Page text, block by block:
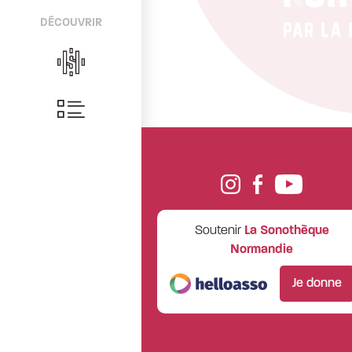
DÉCOUVRIR
Soutenir La Sonothèque
Normandie
Je donne